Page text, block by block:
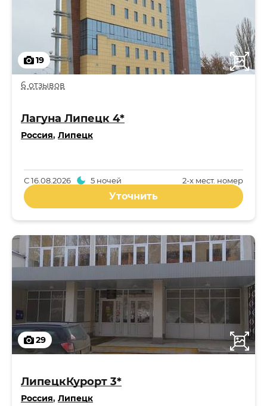
19
6 отзывов
Лагуна Липецк 4*
Россия, Липецк
2-x мест. номер
С16.08.2026 5 ночей
Уточнить
29
ЛипецкКурорт 3*
Россия, Липецк